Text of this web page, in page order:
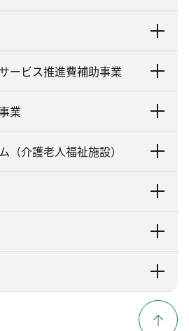
ービス推進費補助事業
業
（介護老人福祉施設）